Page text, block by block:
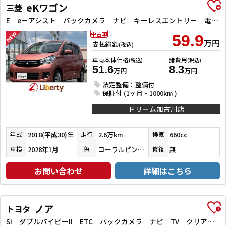
三菱 eKワゴン
E e－アシスト バックカメラ ナビ キーレスエントリー 電動格納ミラー シートヒーター ベンチシート CVT ABS ESC 衝突安全ボディ エアコン パワーステアリング パワーウィンドウ
支払総額(税込) 59.9万円
車両本体価格(税込)
51.6万円
諸費用(税込)
8.3万円
法定整備：整備付
保証付 (1ヶ月・1000km )
中古車
ドリーム加古川店
年式 2018(平成30)年 走行 2.6万km 排気 660cc
車検 2028年1月 色 コーラルピンクマイカ 修復 無
お問い合わせ 詳細はこちら
トヨタ ノア
Si ダブルバイビーII ETC バックカメラ ナビ TV クリアランスソナー オートクルーズコントロール レーンアシスト 衝突被害軽減システム 両側電動スライドドア オートマチックハイビーム オートライト